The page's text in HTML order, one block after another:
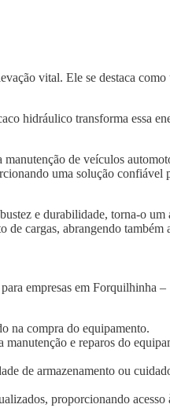
vital. Ele se destaca
hidráulico transforma essa
de veículos
uma solução confiável
e durabilidade, torna-o um
cargas, abrangendo também
empresas em Forquilhinha –
na compra do equipamento.
e reparos do
de armazenamento ou
proporcionando acesso